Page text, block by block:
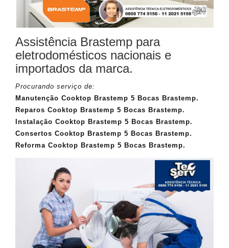
Assistência Brastemp para
eletrodomésticos nacionais e
importados da marca.
Procurando serviço de:
Manutenção Cooktop Brastemp 5 Bocas Brastemp.
Reparos Cooktop Brastemp 5 Bocas Brastemp.
Instalação Cooktop Brastemp 5 Bocas Brastemp.
Consertos Cooktop Brastemp 5 Bocas Brastemp.
Reforma Cooktop Brastemp 5 Bocas Brastemp.